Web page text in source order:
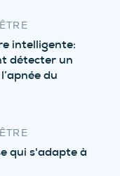
intelligente:
détecter un
du
qui s'adapte à